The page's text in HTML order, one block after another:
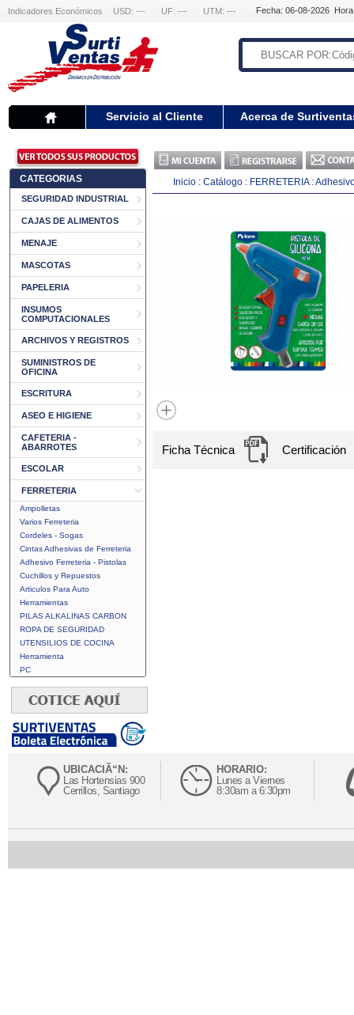
Indicadores Económicos USD: --- UF: --- UTM: --- Fecha: 06-08-2026
Servicio al Cliente Acerca de
CATEGORIAS
SEGURIDAD INDUSTRIAL
CAJAS DE ALIMENTOS
MENAJE
MASCOTAS
PAPELERIA
INSUMOS
COMPUTACIONALES
ARCHIVOS Y REGISTROS
SUMINISTROS DE
OFICINA
ESCRITURA
ASEO E HIGIENE
CAFETERIA -
ABARROTES
ESCOLAR
FERRETERIA
Ampolletas
Varios Ferreteria
Cordeles - Sogas
Cintas Adhesivas de Ferreteria
Adhesivo Ferreteria - Pistolas
Cuchillos y Repuestos
Articulos Para Auto
Herramientas
PILAS ALKALINAS CARBON
ROPA DE SEGURIDAD
UTENSILIOS DE COCINA
Herramienta
PC
Inicio : Catálogo : FERRETERIA:
Ficha Técnica Certificación
UBICACIÃ“N:
Las Hortensias 900
Cerrillos, Santiago
HORARIO:
Lunes a Viernes
8:30am a 6:30pm